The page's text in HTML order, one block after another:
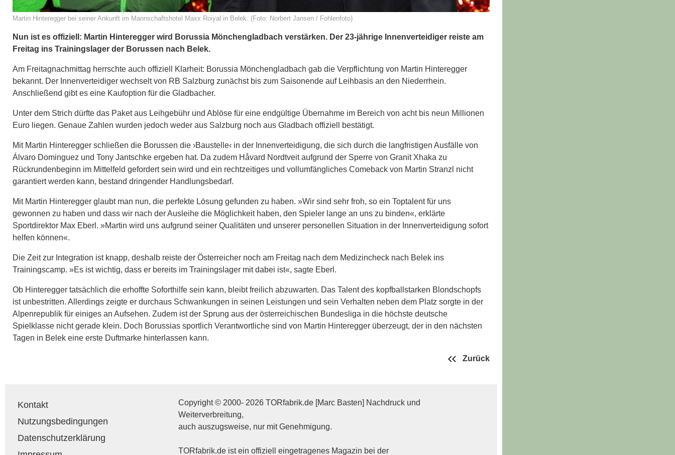
Martin Hinteregger bei seiner Ankunft im Mannschaftshotel Maxx Roiyal in Belek. (Foto: Norbert Jansen / Fohlenfoto)
Nun ist es offiziell: Martin Hinteregger wird Borussia Mönchengladbach verstärken. Der 23-jährige Innenverteidiger reiste am
Freitag ins Trainingslager der Borussen nach Belek.
Am Freitagnachmittag herrschte auch offiziell Klarheit: Borussia Mönchengladbach gab die Verpflichtung von Martin Hinteregger
bekannt. Der Innenverteidiger wechselt von RB Salzburg zunächst bis zum Saisonende auf Leihbasis an den Niederrhein.
Anschließend gibt es eine Kaufoption für die Gladbacher.
Unter dem Strich dürfte das Paket aus Leihgebühr und Ablöse für eine endgültige Übernahme im Bereich von acht bis neun Millionen
Euro liegen. Genaue Zahlen wurden jedoch weder aus Salzburg noch aus Gladbach offiziell bestätigt.
Mit Martin Hinteregger schließen die Borussen die ›Baustelle‹ in der Innenverteidigung, die sich durch die langfristigen Ausfälle von
Álvaro Dominguez und Tony Jantschke ergeben hat. Da zudem Håvard Nordtveit aufgrund der Sperre von Granit Xhaka zu
Rückrundenbeginn im Mittelfeld gefordert sein wird und ein rechtzeitiges und vollumfängliches Comeback von Martin Stranzl nicht
garantiert werden kann, bestand dringender Handlungsbedarf.
Mit Martin Hinteregger glaubt man nun, die perfekte Lösung gefunden zu haben. »Wir sind sehr froh, so ein Toptalent für uns
gewonnen zu haben und dass wir nach der Ausleihe die Möglichkeit haben, den Spieler lange an uns zu binden«, erklärte
Sportdirektor Max Eberl. »Martin wird uns aufgrund seiner Qualitäten und unserer personellen Situation in der Innenverteidigung sofort
helfen können«.
Die Zeit zur Integration ist knapp, deshalb reiste der Österreicher noch am Freitag nach dem Medizincheck nach Belek ins
Trainingscamp. »Es ist wichtig, dass er bereits im Trainingslager mit dabei ist«, sagte Eberl.
Ob Hinteregger tatsächlich die erhoffte Soforthilfe sein kann, bleibt freilich abzuwarten. Das Talent des kopfballstarken Blondschopfs
ist unbestritten. Allerdings zeigte er durchaus Schwankungen in seinen Leistungen und sein Verhalten neben dem Platz sorgte in der
Alpenrepublik für einiges an Aufsehen. Zudem ist der Sprung aus der österreichischen Bundesliga in die höchste deutsche
Spielklasse nicht gerade klein. Doch Borussias sportlich Verantwortliche sind von Martin Hinteregger überzeugt, der in den nächsten
Tagen in Belek eine erste Duftmarke hinterlassen kann.
Zurück
Kontakt
Nutzungsbedingungen
Datenschutzerklärung
Copyright © 2000- 2026 TORfabrik.de [Marc Basten] Nachdruck und
Weiterverbreitung,
auch auszugsweise, nur mit Genehmigung.
TORfabrik.de ist ein offiziell eingetragenes Magazin bei der